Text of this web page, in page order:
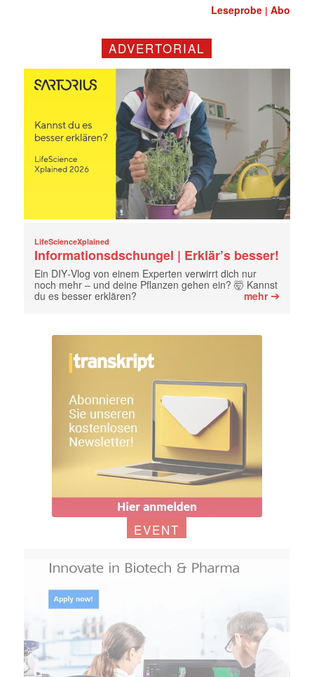
Leseprobe |Abo
ADVERTORIAL
LifeScienceXplained
Informationsdschungel | Erklär’s besser!
Ein DIY‑Vlog von einem Experten verwirrt dich nur
noch mehr – und deine Pflanzen gehen ein? 🤯 Kannst
du es besser erklären?
mehr➔
EVENT